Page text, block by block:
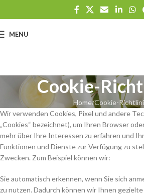
MENU
Cookie-
Home Cookie-
Wir verwenden Cookies, Pixel und andere
„Cookies“ bezeichnet), um Ihren Browser
mehr über Ihre Interessen zu erfahren und
Funktionen und Dienste zur Verfügung zu
Zwecken. Zum Beispiel können wir:
Sie automatisch erkennen, wenn Sie sich
zu nutzen. Dadurch können wir Ihnen